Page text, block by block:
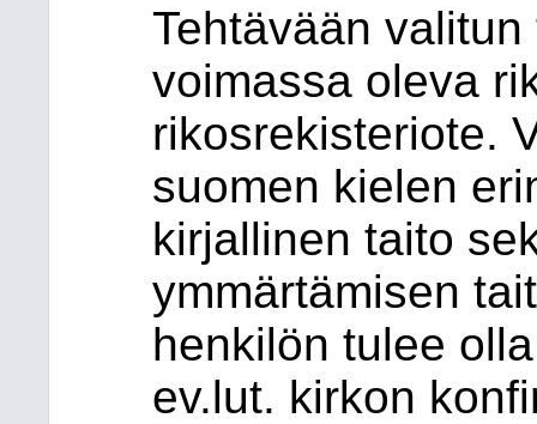
Tehtävään
voimassa oleva
rikosrekisteriote.
suomen kielen
kirjallinen taito
ymmärtämisen
henkilön tulee
ev.lut. kirkon